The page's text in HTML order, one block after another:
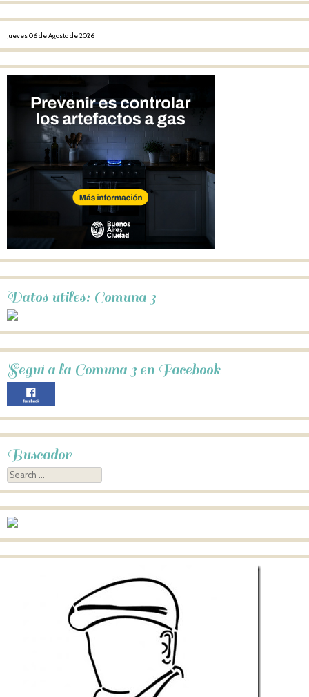
Jueves 06 de Agosto de 2026
Datos útiles: Comuna 3
Seguí a la Comuna 3 en Facebook
Buscador
Search